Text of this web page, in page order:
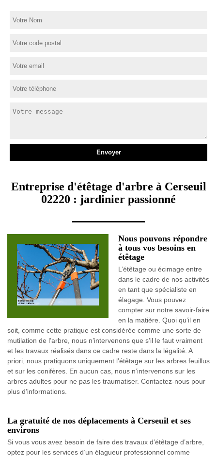
Entreprise d'étêtage d'arbre à Cerseuil
02220 : jardinier passionné
Nous pouvons répondre
à tous vos besoins en
étêtage
L’étêtage ou écimage entre
dans le cadre de nos activités
en tant que spécialiste en
élagage. Vous pouvez
compter sur notre savoir-faire
en la matière. Quoi qu’il en
soit, comme cette pratique est considérée comme une sorte de
mutilation de l’arbre, nous n’intervenons que s’il le faut vraiment
et les travaux réalisés dans ce cadre reste dans la légalité. A
priori, nous pratiquons uniquement l’étêtage sur les arbres feuillus
et sur les conifères. En aucun cas, nous n’intervenons sur les
arbres adultes pour ne pas les traumatiser. Contactez-nous pour
plus d’informations.
La gratuité de nos déplacements à Cerseuil et ses
environs
Si vous vous avez besoin de faire des travaux d’étêtage d’arbre,
optez pour les services d’un élagueur professionnel comme